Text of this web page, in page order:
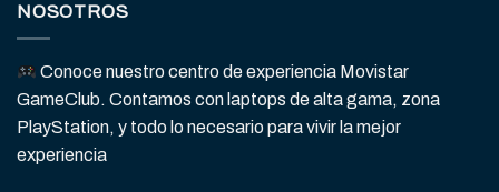
NOSOTROS
Conoce nuestro centro de experiencia Movistar
GameClub. Contamos con laptops de alta gama, zona
PlayStation, y todo lo necesario para vivir la mejor
experiencia